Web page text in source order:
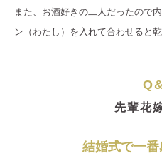
また、お酒好きの二人だったので
ン（わたし）を入れて合わせると
先輩花
結婚式で一